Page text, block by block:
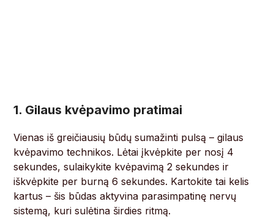
1. Gilaus kvėpavimo pratimai
Vienas iš greičiausių būdų sumažinti pulsą – gilaus
kvėpavimo technikos. Lėtai įkvėpkite per nosį 4
sekundes, sulaikykite kvėpavimą 2 sekundes ir
iškvėpkite per burną 6 sekundes. Kartokite tai kelis
kartus – šis būdas aktyvina parasimpatinę nervų
sistemą, kuri sulėtina širdies ritmą.